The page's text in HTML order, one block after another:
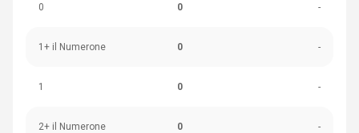
0 0 -
1+ il Numerone 0 -
1 0 -
2+ il Numerone 0 -